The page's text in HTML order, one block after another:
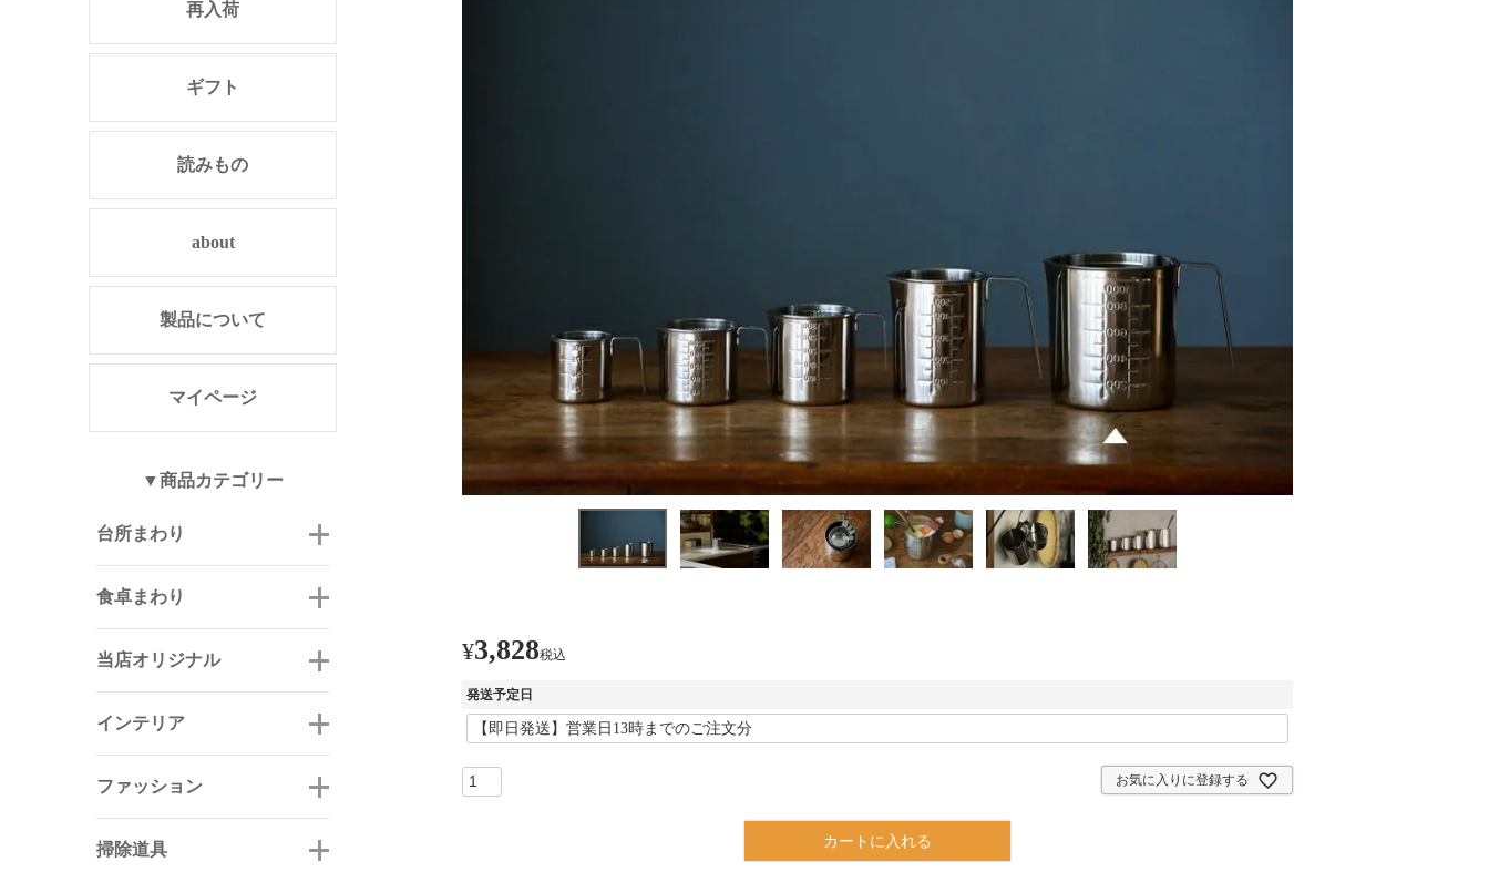
再入荷
ギフト
読みもの
about
製品について
マイページ
▼商品カテゴリー
台所まわり
食卓まわり
当店オリジナル
インテリア
ファッション
掃除道具
¥3,828税込
発送予定日
お気に入りに登録する
カートに入れる